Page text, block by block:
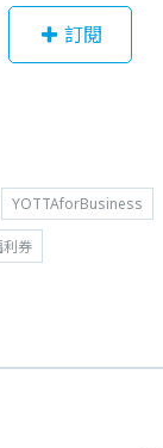
訂閱
YOTTAforBusiness
利券